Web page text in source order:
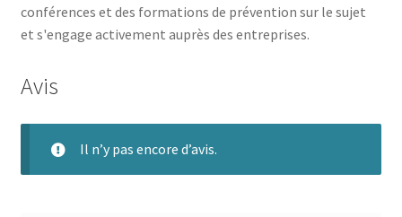
conférences et des formations de prévention sur le sujet
et s'engage activement auprès des entreprises.
Avis
Il n’y pas encore d’avis.